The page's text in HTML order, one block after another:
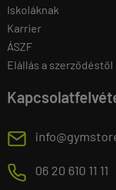
Iskoláknak
Karrier
ÁSZF
Elállás a szerződéstől
E
M 06 20 610 11 11